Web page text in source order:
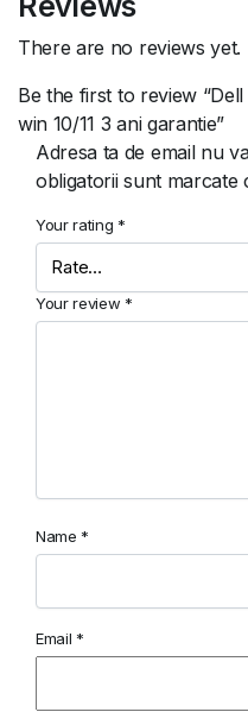
There are no reviews yet.
Be the first to review
win 10/11 3 ani garantie”
Adresa ta de email nu
obligatorii sunt marcate
Your rating *
Your review *
Name *
Email *